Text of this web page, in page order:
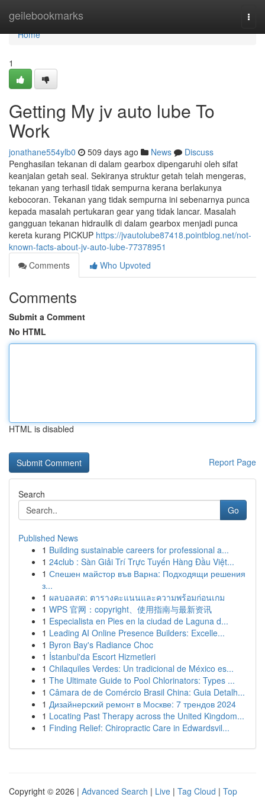
geilebookmarks
Home
Home
1
Getting My jv auto lube To
Work
jonathane554ylb0 509 days ago News
Discuss
Penghasilan tekanan di dalam gearbox dipengaruhi oleh sifat
keanjalan getah seal. Sekiranya struktur getah telah mengeras,
tekanan yang terhasil tidak sempurna kerana berlakunya
kebocoran. Tekanan yang tidak sempurna ini sebenarnya punca
kepada masalah pertukaran gear yang tidak lancar. Masalah
gangguan tekanan hidraulik di dalam gearbox menjadi punca
kereta kurang PICKUP https://jvautolube87418.pointblog.net/not-
known-facts-about-jv-auto-lube-77378951
Comments
Who Upvoted
Comments
Submit a Comment
No HTML
HTML is disabled
Report Page
Search
Go
Published News
1 Building sustainable careers for professional a...
1 24club : Sàn Giải Trí Trực Tuyến Hàng Đầu Việt...
1 Спешен майстор във Варна: Подходящи решения
з...
1 ผลบอลสด: ตารางคะแนนและความพร้อมก่อนเกม
1 WPS 官网：copyright、使用指南与最新资讯
1 Especialista en Pies en la ciudad de Laguna d...
1 Leading AI Online Presence Builders: Excelle...
1 Byron Bay's Radiance Choc
1 İstanbul'da Escort Hizmetleri
1 Chilaquiles Verdes: Un tradicional de México es...
1 The Ultimate Guide to Pool Chlorinators: Types ...
1 Câmara de de Comércio Brasil China: Guia Detalh...
1 Дизайнерский ремонт в Москве: 7 трендов 2024
1 Locating Past Therapy across the United Kingdom...
1 Finding Relief: Chiropractic Care in Edwardsvil...
Copyright © 2026 | Advanced Search | Live | Tag Cloud | Top